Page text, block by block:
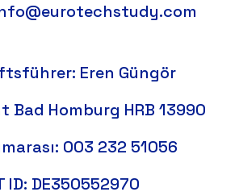
Eren Güngör
Homburg HRB 13990
003 232 51056
ID: DE350552970